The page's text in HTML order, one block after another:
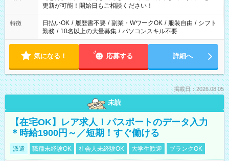
更新が可能！開始日もご相談ください！
特徴 日払いOK / 履歴書不要 / 副業・WワークOK / 服装自由 / シフト
勤務 / 10名以上の大量募集 / パソコンスキル不要
気になる！ 応募する 詳細へ
掲載日：2026.08.05
未読
【在宅OK】レア求人！パスポートのデータ入力
＊時給1900円～／短期！すぐ働ける
派遣 職種未経験OK 社会人未経験OK 大学生歓迎 ブランクOK